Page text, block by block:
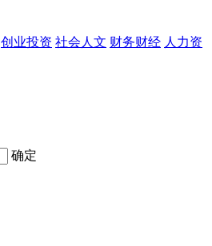
创业投资 社会人文 财务财经 人力资
确定